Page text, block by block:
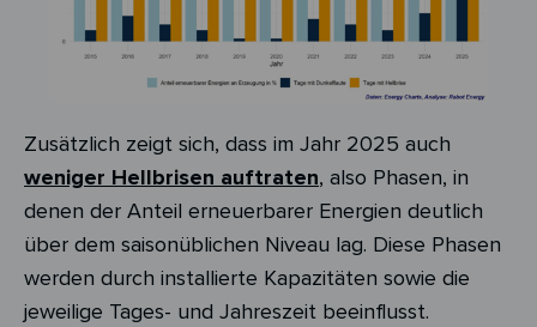
Zusätzlich zeigt sich, dass im Jahr 2025 auch
weniger Hellbrisen auftraten, also Phasen, in
denen der Anteil erneuerbarer Energien deutlich
über dem saisonüblichen Niveau lag. Diese Phasen
werden durch installierte Kapazitäten sowie die
jeweilige Tages- und Jahreszeit beeinflusst.